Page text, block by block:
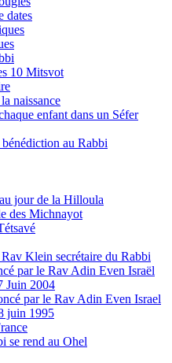
dates
10 Mitsvot
naissance
enfant dans un Séfer
au Rabbi
jour de la Hilloula
des Michnayot
Klein secrétaire du Rabbi
par le Rav Adin Even Israël
Juin 2004
par le Rav Adin Even Israel
juin 1995
se rend au Ohel